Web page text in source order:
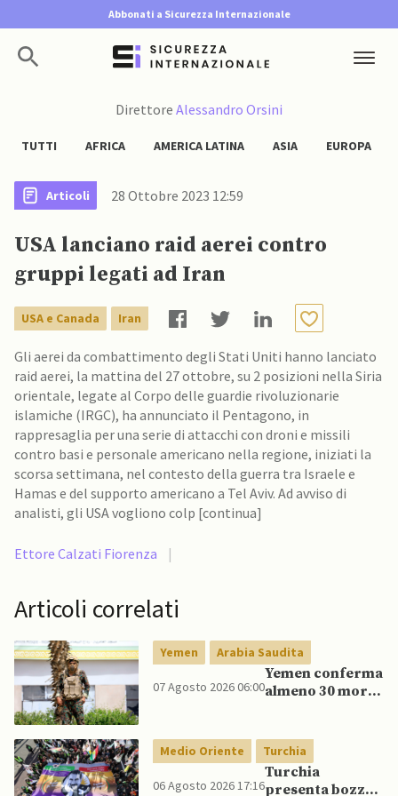
Abbonati a Sicurezza Internazionale
Direttore Alessandro Orsini
TUTTI AFRICA AMERICA LATINA ASIA EUROPA
Articoli 28 Ottobre 2023 12:59
USA lanciano raid aerei contro
gruppi legati ad Iran
USA e Canada Iran
Gli aerei da combattimento degli Stati Uniti hanno lanciato
raid aerei, la mattina del 27 ottobre, su 2 posizioni nella Siria
orientale, legate al Corpo delle guardie rivoluzionarie
islamiche (IRGC), ha annunciato il Pentagono, in
rappresaglia per una serie di attacchi con droni e missili
contro basi e personale americano nella regione, iniziati la
scorsa settimana, nel contesto della guerra tra Israele e
Hamas e del supporto americano a Tel Aviv. Ad avviso di
analisti, gli USA vogliono colp [continua]
Ettore Calzati Fiorenza |
Articoli correlati
Yemen Arabia Saudita
07 Agosto 2026 06:00
Yemen conferma
almeno 30 morti
governativo
Medio Oriente Turchia
06 Agosto 2026 17:16
Turchia
presenta bozza